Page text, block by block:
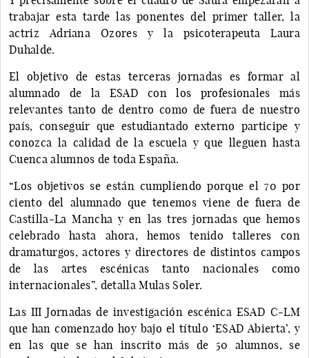
trabajar esta tarde las ponentes del primer taller, la
actriz Adriana Ozores y la psicoterapeuta Laura
Duhalde.
El objetivo de estas terceras jornadas es formar al
alumnado de la ESAD con los profesionales más
relevantes tanto de dentro como de fuera de nuestro
país, conseguir que estudiantado externo participe y
conozca la calidad de la escuela y que lleguen hasta
Cuenca alumnos de toda España.
“Los objetivos se están cumpliendo porque el 70 por
ciento del alumnado que tenemos viene de fuera de
Castilla-La Mancha y en las tres jornadas que hemos
celebrado hasta ahora, hemos tenido talleres con
dramaturgos, actores y directores de distintos campos
de las artes escénicas tanto nacionales como
internacionales”, detalla Mulas Soler.
Las III Jornadas de investigación escénica ESAD C-LM
que han comenzado hoy bajo el título ‘ESAD Abierta’, y
en las que se han inscrito más de 50 alumnos, se